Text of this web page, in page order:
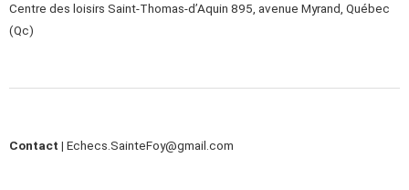
Centre des loisirs Saint-Thomas-d’Aquin 895, avenue Myrand, Québec
(Qc)
Contact | Echecs.SainteFoy@gmail.com